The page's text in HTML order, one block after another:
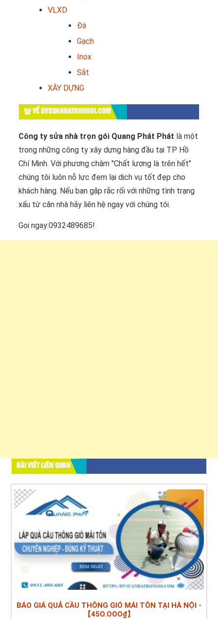
VLXD
Đá
Gạch
Inox
Sắt
XÂY DỰNG
VỀ DVSUANHATRONGOI.COM
Công ty sửa nhà trọn gói Quang Phát Phát là một
trong những công ty xây dựng hàng đầu tại TP Hồ
Chí Minh. Với phương châm "Chất lượng là trên hết"
chúng tôi luôn nỗ lực đem lại dịch vụ tốt đẹp cho
khách hàng. Nếu bạn gặp rắc rối với những tình trạng
xấu từ căn nhà hãy liên hệ ngay với chúng tôi.
Gọi ngay:0932489685!
BÀI VIẾT LIÊN QUAN
BÁO GIÁ QUẢ CẦU THÔNG GIÓ MÁI TÔN TẠI HÀ NỘI -
【45O.OOO₫】